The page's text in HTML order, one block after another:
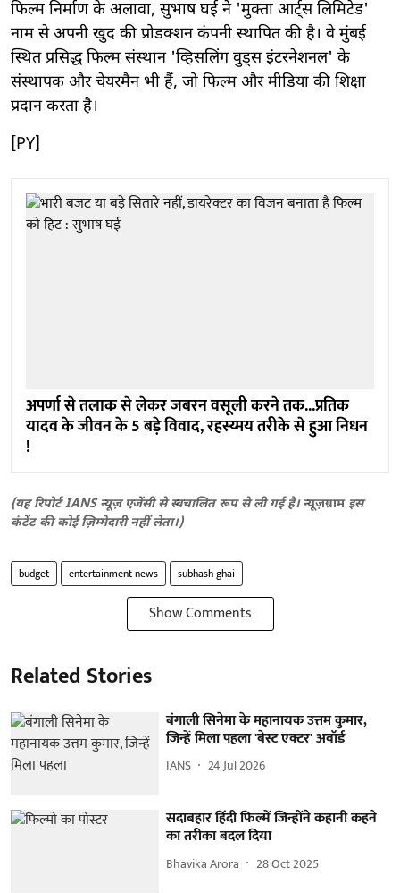
फिल्म निर्माण के अलावा, सुभाष घई ने 'मुक्ता आर्ट्स लिमिटेड'
नाम से अपनी खुद की प्रोडक्शन कंपनी स्थापित की है। वे मुंबई
स्थित प्रसिद्ध फिल्म संस्थान 'व्हिसलिंग वुड्स इंटरनेशनल' के
संस्थापक और चेयरमैन भी हैं, जो फिल्म और मीडिया की शिक्षा
प्रदान करता है।
[PY]
अपर्णा से तलाक से लेकर जबरन वसूली करने तक...प्रतिक
यादव के जीवन के 5 बड़े विवाद, रहस्य्मय तरीके से हुआ निधन
!
(यह रिपोर्ट IANS न्यूज़ एजेंसी से स्वचालित रूप से ली गई है।न्यूज़ग्राम इस
कंटेंट की कोई ज़िम्मेदारी नहीं लेता।)
budget entertainment news subhash ghai
Show Comments
Related Stories
बंगाली सिनेमा के महानायक उत्तम कुमार,
जिन्हें मिला पहला 'बेस्ट एक्टर' अवॉर्ड
IANS 24 Jul 2026
सदाबहार हिंदी फिल्में जिन्होंने कहानी कहने
का तरीका बदल दिया
Bhavika Arora 28 Oct 2025